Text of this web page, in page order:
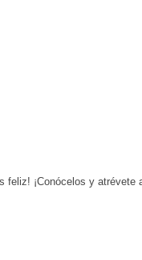
feliz! ¡Conócelos y atrévete